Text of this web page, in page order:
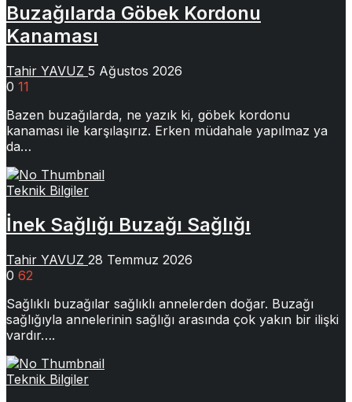
Buzağılarda Göbek Kordonu
Kanaması
Tahir YAVUZ 5 Ağustos 2026
0 11
Bazen buzağılarda, ne yazık ki, göbek kordonu
kanaması ile karşılaşırız. Erken müdahale yapılmaz ya
da…
Teknik Bilgiler
İnek Sağlığı Buzağı Sağlığı
Tahir YAVUZ 28 Temmuz 2026
0 62
Sağlıklı buzağılar sağlıklı annelerden doğar. Buzağı
sağlığıyla annelerinin sağlığı arasında çok yakın bir ilişki
vardır….
Teknik Bilgiler